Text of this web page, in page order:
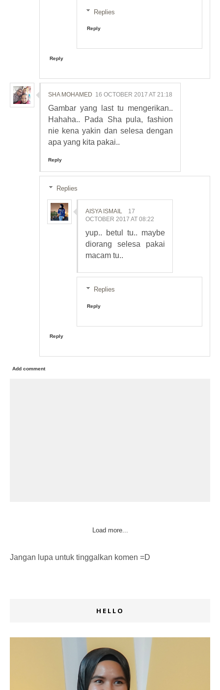
Replies
Reply
Reply
SHA MOHAMED 16 OCTOBER 2017 AT 21:18
Gambar yang last tu mengerikan..
Hahaha.. Pada Sha pula, fashion
nie kena yakin dan selesa dengan
apa yang kita pakai..
Reply
Replies
AISYA ISMAIL
17
OCTOBER 2017 AT 08:22
yup.. betul tu.. maybe
diorang selesa pakai
macam tu..
Replies
Reply
Reply
Add comment
Load more...
Jangan lupa untuk tinggalkan komen =D
HELLO